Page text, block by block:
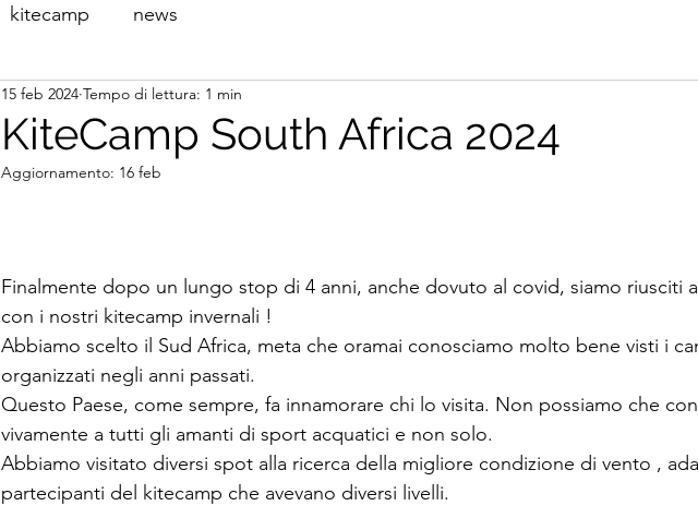
kitecamp news
KiteCamp South Africa 2024
15 feb 2024 Tempo di lettura: 1 min
Aggiornamento: 16 feb
Finalmente dopo un lungo stop di 4 anni, anche dovuto al covid, siamo riusciti
con i nostri kitecamp invernali !
Abbiamo scelto il Sud Africa, meta che oramai conosciamo molto bene visti i
organizzati negli anni passati.
Questo Paese, come sempre, fa innamorare chi lo visita. Non possiamo che
vivamente a tutti gli amanti di sport acquatici e non solo.
Abbiamo visitato diversi spot alla ricerca della migliore condizione di vento ,
partecipanti del kitecamp che avevano diversi livelli.